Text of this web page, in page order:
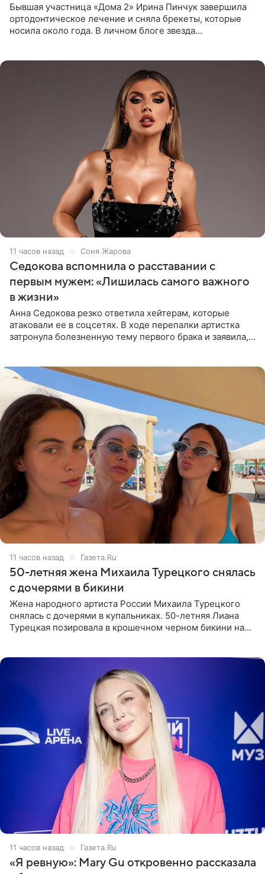
Бывшая участница «Дома 2» Ирина Пинчук завершила
ортодонтическое лечение и сняла брекеты, которые
носила около года. В личном блоге звезда
11 часов назад Соня Жарова
Седокова вспомнила о расставании с
первым мужем: «Лишилась самого важного
в жизни»
Анна Седокова резко ответила хейтерам, которые
атаковали ее в соцсетях. В ходе перепалки артистка
затронула болезненную тему первого брака и заявила,
11 часов назад Газета.Ru
50-летняя жена Михаила Турецкого снялась
с дочерями в бикини
Жена народного артиста России Михаила Турецкого
снялась с дочерями в купальниках. 50-летняя Лиана
Турецкая позировала в крошечном черном бикини на
11 часов назад Газета.Ru
«Я ревную»: Mary Gu откровенно рассказала